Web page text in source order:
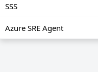
SSS
Azure SRE Agent